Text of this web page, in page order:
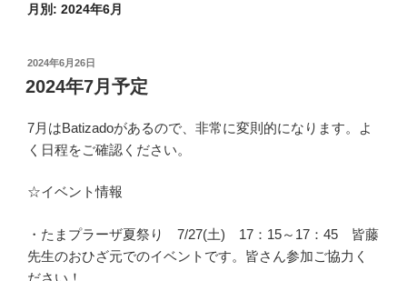
月別: 2024年6月
投
稿
日:
2024年6月26日
2024年7月予定
7月はBatizadoがあるので、非常に変則的になります。よ
く日程をご確認ください。
☆イベント情報
・たまプラーザ夏祭り 7/27(土) 17：15～17：45 皆藤
先生のおひざ元でのイベントです。皆さん参加ご協力く
ださい！